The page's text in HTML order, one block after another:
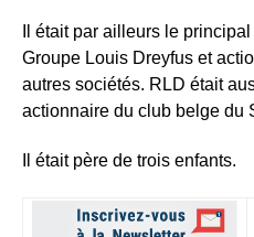
Il était par ailleurs le
Groupe Louis Dreyfus et
autres sociétés. RLD était
actionnaire du club belge du
Il était père de trois enfants.